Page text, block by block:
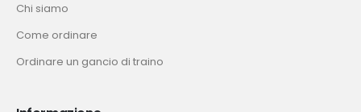
Chi siamo
Come ordinare
Ordinare un gancio di traino